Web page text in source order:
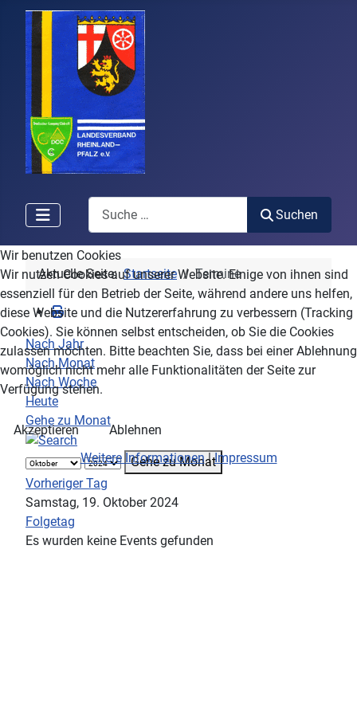
Search
Suchen
Aktuelle Seite:Startseite Termine
Nach Jahr
Nach Monat
Nach Woche
Heute
Gehe zu Monat
Gehe zu Monat
Vorheriger Tag
Samstag, 19. Oktober 2024
Folgetag
Es wurden keine Events gefunden
Wir benutzen Cookies
Wir nutzen Cookies auf unserer Website. Einige von ihnen sind
essenziell für den Betrieb der Seite, während andere uns helfen,
diese Website und die Nutzererfahrung zu verbessern (Tracking
Cookies). Sie können selbst entscheiden, ob Sie die Cookies
zulassen möchten. Bitte beachten Sie, dass bei einer Ablehnung
womöglich nicht mehr alle Funktionalitäten der Seite zur
Verfügung stehen.
Akzeptieren
Ablehnen
Weitere Informationen|Impressum